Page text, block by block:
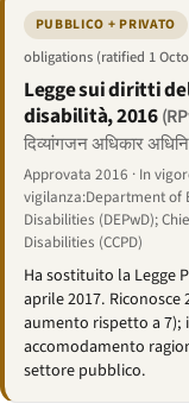
PUBBLICO + PRIVATO
obligations (ratified 1
Legge sui diritti
disabilità, 2016
दिव्यांगजन अधिकार
Approvata 2016 · In
vigilanza:Department of
Disabilities (DEPwD);
Disabilities (CCPD)
Ha sostituito la Legge
aprile 2017.
aumento rispetto a 7);
accomodamento
settore pubblico.